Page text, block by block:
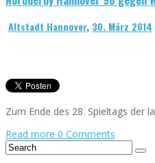
Altstadt Hannover, 30. März 2014
Zum Ende des 28. Spieltags der
Read more 0 Comments